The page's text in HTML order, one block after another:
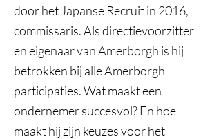
door het Japanse Recruit in 2016,
commissaris. Als directievoorzitter
en eigenaar van Amerborgh is hij
betrokken bij alle Amerborgh
participaties. Wat maakt een
ondernemer succesvol? En hoe
maakt hij zijn keuzes voor het